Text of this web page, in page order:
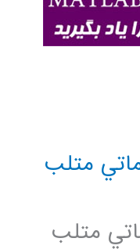
متلب
متلب